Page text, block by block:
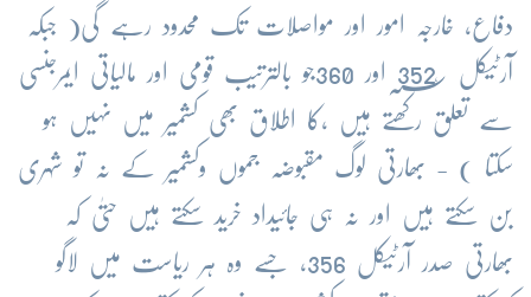
دفاع، خارجہ امور اور مواصلات تک محدود رہے گی( جبکہ
آرٹیکل 352؁ٗ اور 360جو بالترتیب قومی اور مالیاتی ایمرجنسی
سے تعلق رکھتے ہیں ،کا اطلاق بھی کشمیر میں نہیں ہو
سکتا ) - بھارتی لوگ مقبوضہ جموں وکشمیر کے نہ تو شہری
بن سکتے ہیں اور نہ ہی جائیداد خرید سکتے ہیں حتیٰ کہ
بھارتی صدر آرٹیکل 356، جسے وہ ہر ریاست میں لاگو